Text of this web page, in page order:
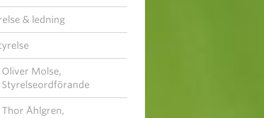
& ledning
Oliver Molse,
Styrelseordförande
Thor Åhlgren,